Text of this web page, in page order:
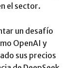
el sector.
un desafío
OpenAI y
sus precios